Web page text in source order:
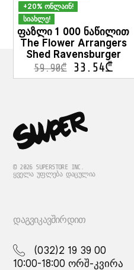
+20% ონლაინ!
სიახლე!
ფაზლი 1 000 ნაწილით
The Flower Arrangers
Shed Ravensburger
59.90₾ 33.54₾
© 2026 SUPERSTORE INC.
ᲧᲕᲔᲚᲐ ᲣᲤᲚᲔᲑᲐ ᲓᲐᲪᲣᲚᲘᲐ
ᲓᲐᲒᲕᲘᲙᲐᲕᲨᲘᲠᲓᲘᲗ
(032)2 19 39 00
10:00-18:00 ორშ-კვირა